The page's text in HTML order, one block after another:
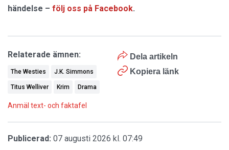
händelse – följ oss på Facebook.
Dela artikeln
Kopiera länk
Relaterade ämnen:
The Westies J.K. Simmons
Titus Welliver Krim Drama
Anmäl text- och faktafel
Publicerad: 07 augusti 2026 kl. 07:49